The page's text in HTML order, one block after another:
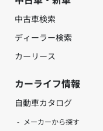
中古車検索
ディーラー検索
カーリース
カーライフ情報
自動車カタログ
メーカーから探す